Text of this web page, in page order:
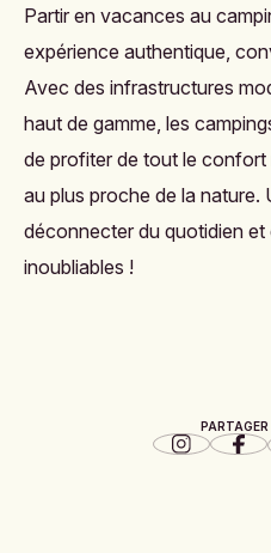
Partir en vacances au
expérience authentique,
Avec des infrastructures
haut de gamme, les
de profiter de tout le
au plus proche de la nature.
déconnecter du quotidien et
inoubliables !